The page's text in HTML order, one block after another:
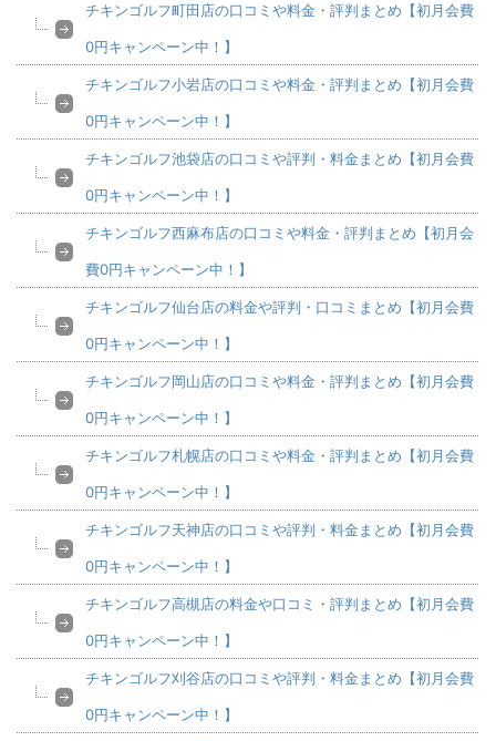
チキンゴルフ町田店の口コミや料金・評判まとめ【初月会費
0円キャンペーン中！】
チキンゴルフ小岩店の口コミや料金・評判まとめ【初月会費
0円キャンペーン中！】
チキンゴルフ池袋店の口コミや評判・料金まとめ【初月会費
0円キャンペーン中！】
チキンゴルフ西麻布店の口コミや料金・評判まとめ【初月会
費0円キャンペーン中！】
チキンゴルフ仙台店の料金や評判・口コミまとめ【初月会費
0円キャンペーン中！】
チキンゴルフ岡山店の口コミや料金・評判まとめ【初月会費
0円キャンペーン中！】
チキンゴルフ札幌店の口コミや料金・評判まとめ【初月会費
0円キャンペーン中！】
チキンゴルフ天神店の口コミや評判・料金まとめ【初月会費
0円キャンペーン中！】
チキンゴルフ高槻店の料金や口コミ・評判まとめ【初月会費
0円キャンペーン中！】
チキンゴルフ刈谷店の口コミや評判・料金まとめ【初月会費
0円キャンペーン中！】